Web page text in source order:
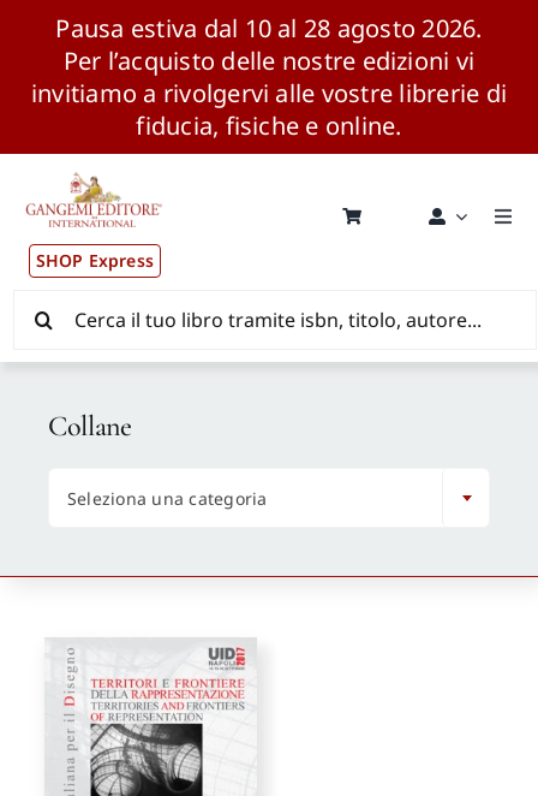
Pausa estiva dal 10 al 28 agosto 2026.
Per l’acquisto delle nostre edizioni vi
invitiamo a rivolgervi alle vostre librerie di
fiducia, fisiche e online.
contenuto
SHOP Express
Pubblicazioni
News ed Eventi
Distribuzione Wolrdwide
CONSIP / MEPA / ANVUR / CINECA
Autori
Proposte di pubblicazione
per:
Collane
Seleziona una categoria